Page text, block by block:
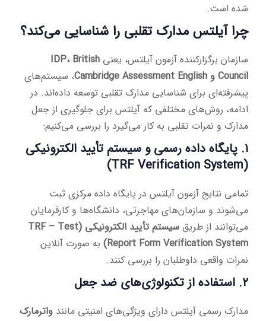
شده است.
چرا آیلتس مدارک تقلبی را شناسایی می‌کند؟
سازمان برگزارکننده آزمون آیلتس، یعنی IDP، British
Council و Cambridge Assessment English
، سیستم‌های
پیشرفته‌ای برای شناسایی مدارک تقلبی توسعه داده‌اند. در
ادامه، روش‌های مختلفی که آیلتس برای جلوگیری از جعل
مدارک و نمرات تقلبی به کار می‌گیرد را بررسی می‌کنیم:
۱. پایگاه داده رسمی و سیستم تأیید الکترونیکی
(TRF Verification System)
تمامی نتایج آزمون آیلتس در پایگاه داده مرکزی ثبت
می‌شوند و سازمان‌های مهاجرتی، دانشگاه‌ها و کارفرمایان
می‌توانند از طریق
سیستم تأیید الکترونیکی (TRF – Test
Report Form Verification System) به صورت آنلاین
نمرات واقعی داوطلبان را بررسی کنند.
۲. استفاده از تکنولوژی‌های ضد جعل
مدارک رسمی آیلتس دارای ویژگی‌های امنیتی مانند واترمارک